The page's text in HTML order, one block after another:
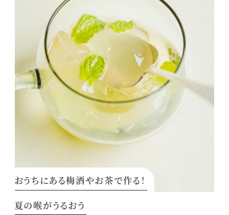
おうちにある梅酒やお茶で作る！
夏の喉がうるおう